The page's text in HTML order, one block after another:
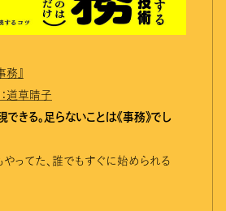
務』
道草晴子
きる。足らないことは《事務》でし
やってた、誰でもすぐに始められる